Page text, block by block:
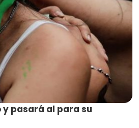
pasará al para su